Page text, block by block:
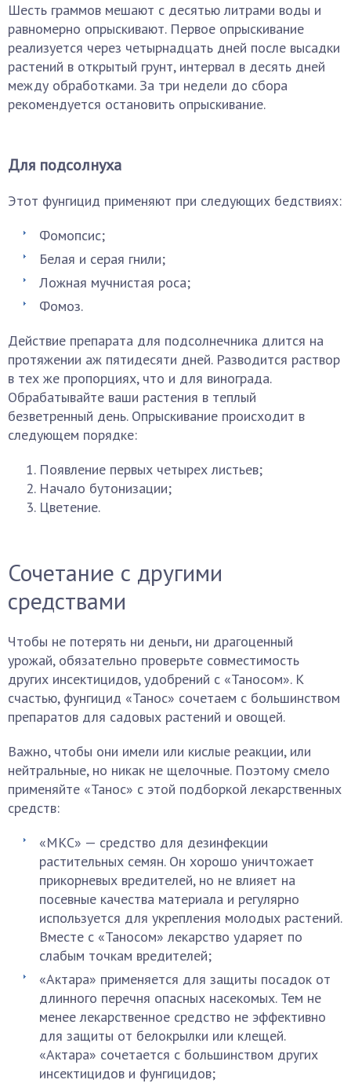
Шесть граммов мешают с десятью литрами воды и
равномерно опрыскивают. Первое опрыскивание
реализуется через четырнадцать дней после высадки
растений в открытый грунт, интервал в десять дней
между обработками. За три недели до сбора
рекомендуется остановить опрыскивание.
Для подсолнуха
Этот фунгицид применяют при следующих бедствиях:
Фомопсис;
Белая и серая гнили;
Ложная мучнистая роса;
Фомоз.
Действие препарата для подсолнечника длится на
протяжении аж пятидесяти дней. Разводится раствор
в тех же пропорциях, что и для винограда.
Обрабатывайте ваши растения в теплый
безветренный день. Опрыскивание происходит в
следующем порядке:
Появление первых четырех листьев;
Начало бутонизации;
Цветение.
Сочетание с другими
средствами
Чтобы не потерять ни деньги, ни драгоценный
урожай, обязательно проверьте совместимость
других инсектицидов, удобрений с «Таносом». К
счастью, фунгицид «Танос» сочетаем с большинством
препаратов для садовых растений и овощей.
Важно, чтобы они имели или кислые реакции, или
нейтральные, но никак не щелочные. Поэтому смело
применяйте «Танос» с этой подборкой лекарственных
средств:
«МКС» — средство для дезинфекции
растительных семян. Он хорошо уничтожает
прикорневых вредителей, но не влияет на
посевные качества материала и регулярно
используется для укрепления молодых растений.
Вместе с «Таносом» лекарство ударяет по
слабым точкам вредителей;
«Актара» применяется для защиты посадок от
длинного перечня опасных насекомых. Тем не
менее лекарственное средство не эффективно
для защиты от белокрылки или клещей.
«Актара» сочетается с большинством других
инсектицидов и фунгицидов;